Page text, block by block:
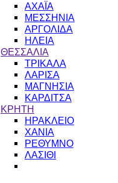
ΑΧΑΪΑ
ΜΕΣΣΗΝΙΑ
ΑΡΓΟΛΙΔΑ
ΗΛΕΙΑ
ΘΕΣΣΑΛΙΑ
ΤΡΙΚΑΛΑ
ΛΑΡΙΣΑ
ΜΑΓΝΗΣΙΑ
ΚΑΡΔΙΤΣΑ
ΚΡΗΤΗ
ΗΡΑΚΛΕΙΟ
ΧΑΝΙΑ
ΡΕΘΥΜΝΟ
ΛΑΣΙΘΙ